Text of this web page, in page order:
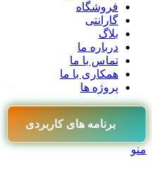
فروشگاه
گارانتی
بلاگ
درباره ما
تماس با ما
همکاری با ما
پروژه ها
برنامه های کاربردی
منو